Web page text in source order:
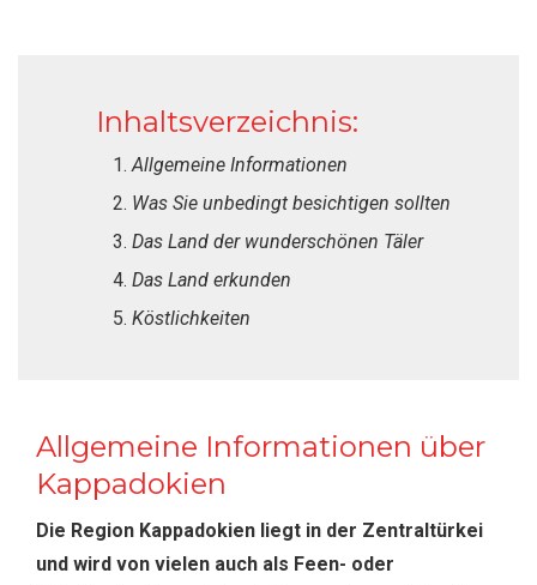
Inhaltsverzeichnis:
Allgemeine Informationen
Was Sie unbedingt besichtigen sollten
Das Land der wunderschönen Täler
Das Land erkunden
Köstlichkeiten
Allgemeine Informationen über
Kappadokien
Die Region Kappadokien liegt in der Zentraltürkei
und wird von vielen auch als Feen- oder